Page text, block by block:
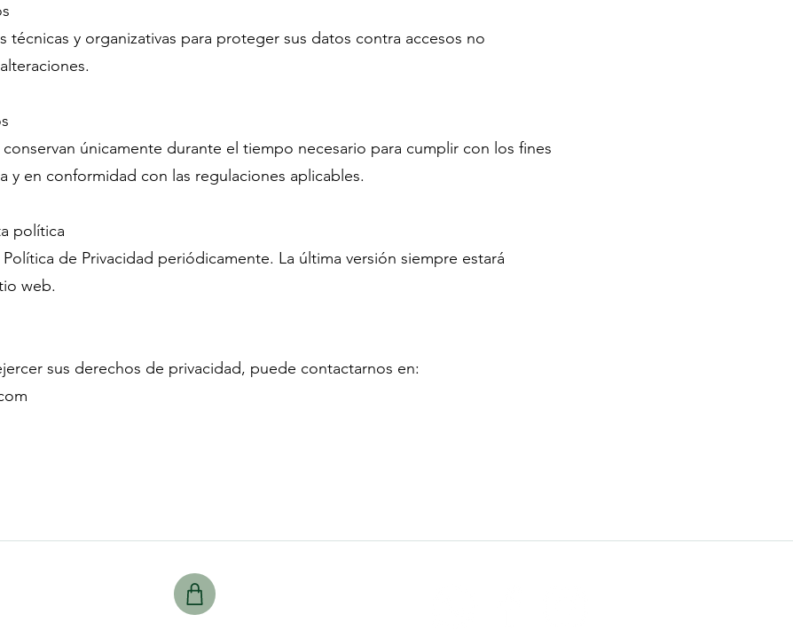
técnicas y organizativas para proteger sus datos contra accesos no
únicamente durante el tiempo necesario para cumplir con los fines
y en conformidad con las regulaciones aplicables.
política
de Privacidad periódicamente. La última versión siempre estará
web.
sus derechos de privacidad, puede contactarnos en: